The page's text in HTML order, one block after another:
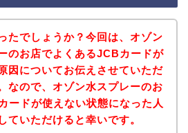
たでしょうか？今回は、オゾン
のお店でよくあるJCBカードが
因についてお伝えさせていただ
なので、オゾン水スプレーのお
ードが使えない状態になった人
ていただけると幸いです。